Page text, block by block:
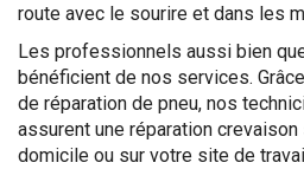
route avec le sourire et dans les
Les professionnels aussi bien
bénéficient de nos services.
de réparation de pneu, nos
assurent une réparation
domicile ou sur votre site de